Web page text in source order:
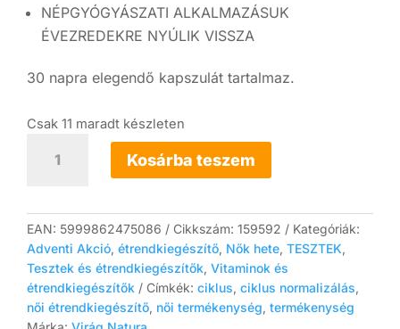
NÉPGYÓGYÁSZATI ALKALMAZÁSUK
ÉVEZREDEKRE NYÚLIK VISSZA
30 napra elegendő kapszulát tartalmaz.
Csak 11 maradt készleten
kapszula
termékenység
támogató
kapszula
(60
db)
mennyiség
Kosárba teszem
EAN: 5999862475086 Cikkszám: 159592
Kategóriák:
Adventi Akció, étrendkiegészítő, Nők hete, TESZTEK,
Tesztek és étrendkiegészítők, Vitaminok és
étrendkiegészítők
Címkék: ciklus, ciklus normalizálás,
női étrendkiegészítő, női termékenység, termékenység